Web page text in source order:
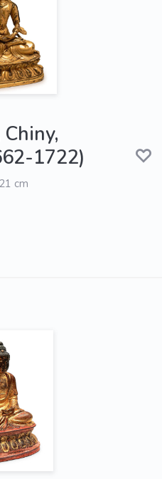
1722)
cm